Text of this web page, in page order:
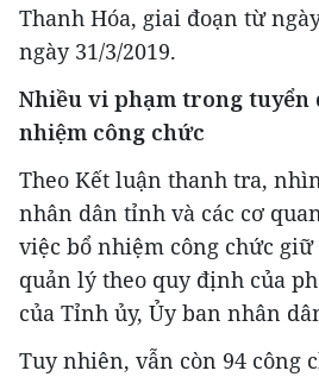
Thanh Hóa, giai đoạn từ
ngày 31/3/2019.
Nhiều vi phạm trong tuyển
nhiệm công chức
Theo Kết luận thanh tra,
nhân dân tỉnh và các cơ
việc bổ nhiệm công chức
quản lý theo quy định của
của Tỉnh ủy, Ủy ban nhân
Tuy nhiên, vẫn còn 94 công